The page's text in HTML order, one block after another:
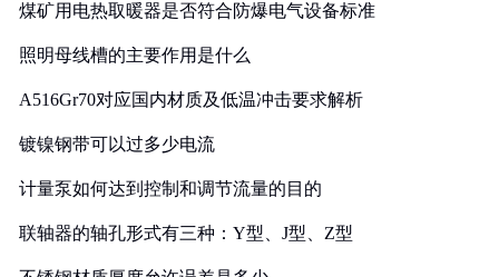
煤矿用电热取暖器是否符合防爆电气设备标准
照明母线槽的主要作用是什么
A516Gr70对应国内材质及低温冲击要求解析
镀镍钢带可以过多少电流
计量泵如何达到控制和调节流量的目的
联轴器的轴孔形式有三种：Y型、J型、Z型